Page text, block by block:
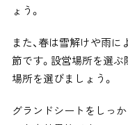
ょう。
また、春は雪解けや雨
節です。設営場所を選
場所を選びましょう。
グランドシートをしっ